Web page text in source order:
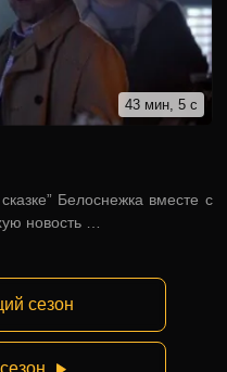
43 мин, 5 с
Белоснежка вместе с
новость …
сезон